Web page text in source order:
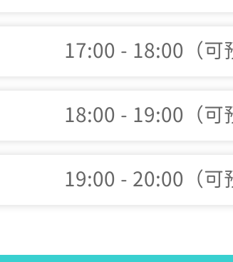
17:00 - 18:00（可
18:00 - 19:00（可
19:00 - 20:00（可